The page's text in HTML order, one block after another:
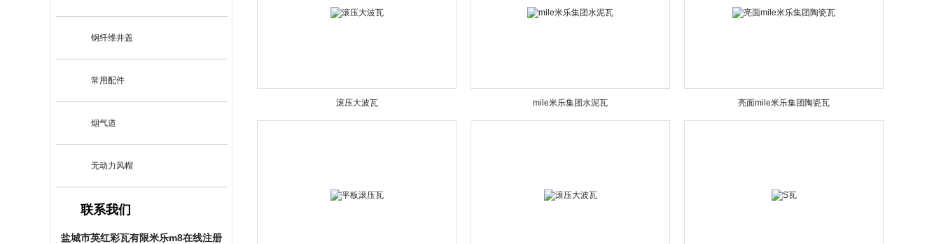
钢纤维井盖
常用配件
烟气道
无动力风帽
联系我们
盐城市英红彩瓦有限米乐m8在线注册
滚压大波瓦 mile米乐集团水泥瓦 亮面mile米乐集团陶瓷瓦